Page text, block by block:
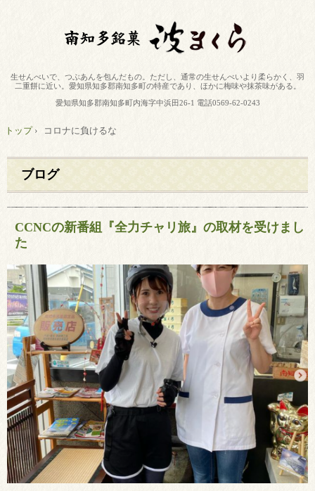
生せんべいで、つぶあんを包んだもの。ただし、通常の生せんべいより柔らかく、羽
二重餅に近い。愛知県知多郡南知多町の特産であり、ほかに梅味や抹茶味がある。
愛知県知多郡南知多町内海字中浜田26-1 電話0569-62-0243
トップ› コロナに負けるな
ブログ
CCNCの新番組『全力チャリ旅』の取材を受けまし
た